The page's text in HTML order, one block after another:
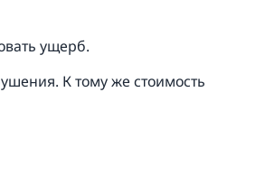
ущерб.
К тому же стоимость